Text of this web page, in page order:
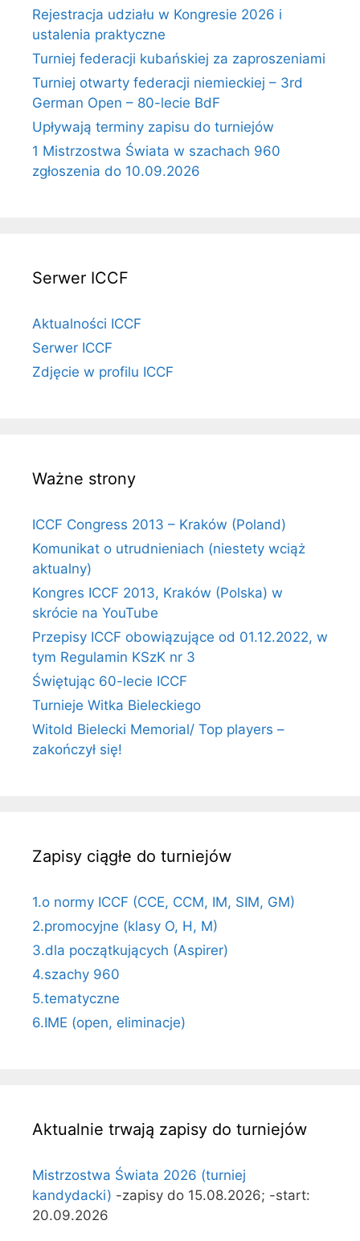
Rejestracja udziału w Kongresie 2026 i
ustalenia praktyczne
Turniej federacji kubańskiej za zaproszeniami
Turniej otwarty federacji niemieckiej – 3rd
German Open – 80-lecie BdF
Upływają terminy zapisu do turniejów
1 Mistrzostwa Świata w szachach 960
zgłoszenia do 10.09.2026
Serwer ICCF
Aktualności ICCF
Serwer ICCF
Zdjęcie w profilu ICCF
Ważne strony
ICCF Congress 2013 – Kraków (Poland)
Komunikat o utrudnieniach (niestety wciąż
aktualny)
Kongres ICCF 2013, Kraków (Polska) w
skrócie na YouTube
Przepisy ICCF obowiązujące od 01.12.2022, w
tym Regulamin KSzK nr 3
Świętując 60-lecie ICCF
Turnieje Witka Bieleckiego
Witold Bielecki Memorial/ Top players –
zakończył się!
Zapisy ciągłe do turniejów
1.o normy ICCF (CCE, CCM, IM, SIM, GM)
2.promocyjne (klasy O, H, M)
3.dla początkujących (Aspirer)
4.szachy 960
5.tematyczne
6.IME (open, eliminacje)
Aktualnie trwają zapisy do turniejów
Mistrzostwa Świata 2026 (turniej
kandydacki) -zapisy do 15.08.2026; -start:
20.09.2026